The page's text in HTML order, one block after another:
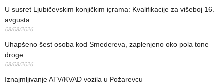
U susret Ljubičevskim konjičkim igrama: Kvalifikacije za višeboj 16.
avgusta
08/08/2026
Uhapšeno šest osoba kod Smedereva, zaplenjeno oko pola tone
droge
08/08/2026
Iznajmljivanje ATV/KVAD vozila u Požarevcu